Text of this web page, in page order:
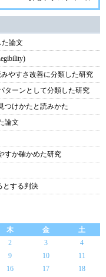
論文
やすさ改善に分類した研究
ターンとして分類した研究
つけかたと読みかた
論文
すか確かめた研究
とする判決
木 金
土
2 3
4
9 10
11
16 17
18